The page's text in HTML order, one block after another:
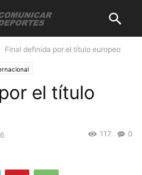
Final definida por el título europeo
el título
0
117